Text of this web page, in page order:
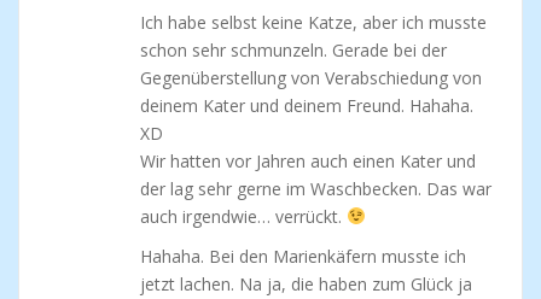
Ich habe selbst keine Katze, aber ich musste
schon sehr schmunzeln. Gerade bei der
Gegenüberstellung von Verabschiedung von
deinem Kater und deinem Freund. Hahaha.
XD
Wir hatten vor Jahren auch einen Kater und
der lag sehr gerne im Waschbecken. Das war
auch irgendwie… verrückt.
Hahaha. Bei den Marienkäfern musste ich
jetzt lachen. Na ja, die haben zum Glück ja